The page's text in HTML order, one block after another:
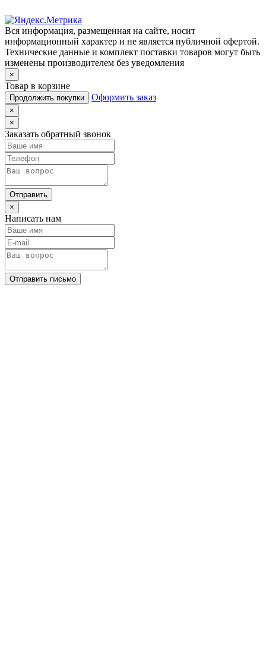
Вся информация, размещенная на сайте, носит
информационный характер и не является публичной офертой.
Технические данные и комплект поставки товаров могут быть
изменены производителем без уведомления
×
Товар в корзине
Продолжить покупки Оформить заказ
×
×
Заказать обратный звонок
Отправить
×
Написать нам
Отправить письмо